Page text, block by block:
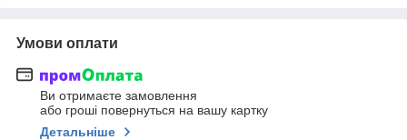
Умови оплати
Ви отримаєте замовлення
або гроші повернуться на вашу картку
Детальніше